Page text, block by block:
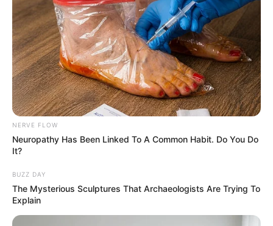
Anti Mainstream, 10 Cara
Membawa Barang Belanjaan
Versi Warga Thailand
Langka Banget! 10 Pose Lucu
Gemes
NERVE FLOW
Neuropathy Has Been Linked To A Common Habit. Do You Do
It?
BUZZ DAY
The Mysterious Sculptures That Archaeologists Are Trying To
Explain